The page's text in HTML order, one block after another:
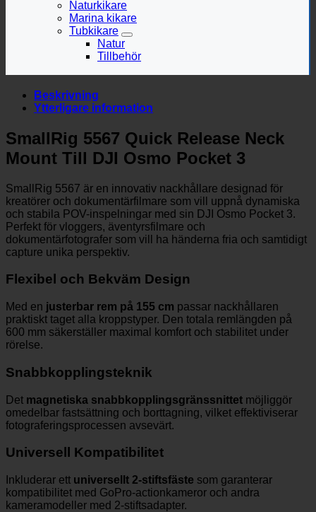
Naturkikare
Marina kikare
Tubkikare
Natur
Tillbehör
Beskrivning
Ytterligare information
SmallRig 5567 Quick Release Neck
Mount Till DJI Osmo Pocket 3
SmallRig 5567 är en innovativ nackhållare designad för
kreatörer och dokumentärfilmare som vill uppnå dynamiska
och stabila POV-inspelningar med sin DJI Osmo Pocket 3.
Perfekt för vloggers, äventyrsfilmare och
dokumentärfotografer som vill ha händerna fria och samtidigt
capture unika perspektiv.
Flexibel och Bekväm Design
Med en justerbar rem på 155 cm passar nackhållaren
praktiskt taget alla kroppstyper. Den totala remlängden på
600 mm säkerställer maximal komfort och stabilitet under
rörelse.
Snabbkopplingsteknik
Det magnetiska snabbkopplingsgränssnittet möjliggör
omedelbar fastsättning och borttagning, vilket effektiviserar
fotograferingsprocessen avsevärt.
Universell Kompatibilitet
Inkluderar ett universellt 2-stiftsfäste som garanterar
kompatibilitet med GoPro-actionkameror och andra
kameramodeller med 2-stiftsadapter.